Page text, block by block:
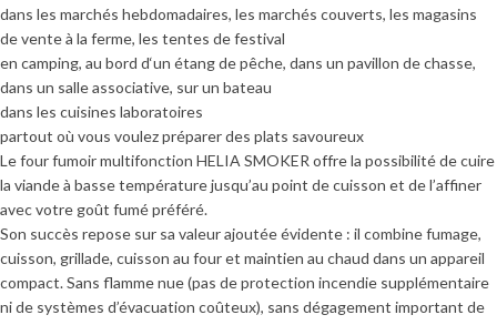
dans les marchés hebdomadaires, les marchés couverts, les magasins
de vente à la ferme, les tentes de festival
en camping, au bord d‘un étang de pêche, dans un pavillon de chasse,
dans un salle associative, sur un bateau
dans les cuisines laboratoires
partout où vous voulez préparer des plats savoureux
Le four fumoir multifonction HELIA SMOKER offre la possibilité de cuire
la viande à basse température jusqu’au point de cuisson et de l’affiner
avec votre goût fumé préféré.
Son succès repose sur sa valeur ajoutée évidente : il combine fumage,
cuisson, grillade, cuisson au four et maintien au chaud dans un appareil
compact. Sans flamme nue (pas de protection incendie supplémentaire
ni de systèmes d’évacuation coûteux), sans dégagement important de